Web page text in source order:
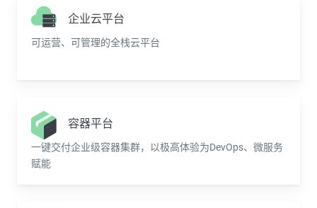
企业云平台
可运营、可管理的全栈云平台
容器平台
一键交付企业级容器集群，以极高体验为DevOps、微服务
赋能